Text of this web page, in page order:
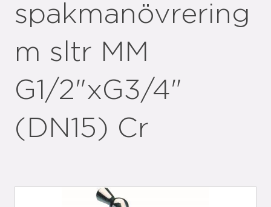
spakmanövrering
m sltr MM
G1/2"xG3/4"
(DN15) Cr